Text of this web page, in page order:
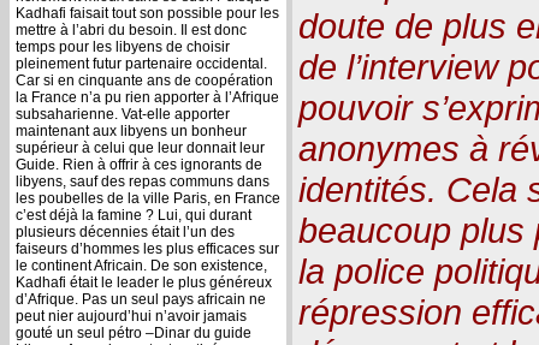
Kadhafi faisait tout son possible pour les
mettre à l’abri du besoin. Il est donc
temps pour les libyens de choisir
pleinement futur partenaire occidental.
Car si en cinquante ans de coopération
la France n’a pu rien apporter à l’Afrique
subsaharienne. Vat-elle apporter
maintenant aux libyens un bonheur
supérieur à celui que leur donnait leur
Guide. Rien à offrir à ces ignorants de
libyens, sauf des repas communs dans
les poubelles de la ville Paris, en France
c’est déjà la famine ? Lui, qui durant
plusieurs décennies était l’un des
faiseurs d’hommes les plus efficaces sur
le continent Africain. De son existence,
Kadhafi était le leader le plus généreux
d’Afrique. Pas un seul pays africain ne
peut nier aujourd’hui n’avoir jamais
gouté un seul pétro –Dinar du guide
doute de plus
de l’interview
pouvoir
anonymes à
identités. Cela
beaucoup plus
la police
répression